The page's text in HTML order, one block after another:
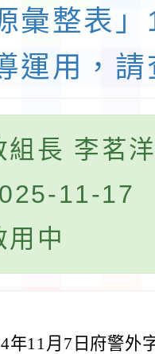
彙整表
運用，請
組長 李茗
11-17
用中
年11月7日府警外